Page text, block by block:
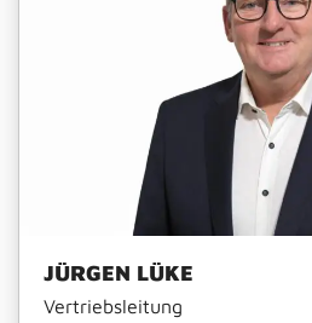
JÜRGEN LÜKE
Vertriebsleitung